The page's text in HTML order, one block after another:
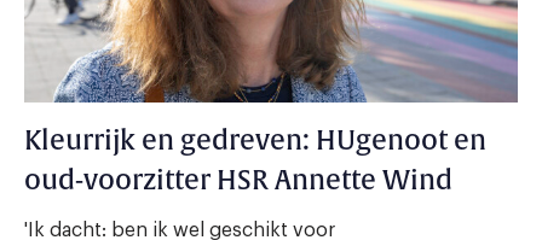
Kleurrijk en gedreven: HUgenoot en
oud-voorzitter HSR Annette Wind
'Ik dacht: ben ik wel geschikt voor